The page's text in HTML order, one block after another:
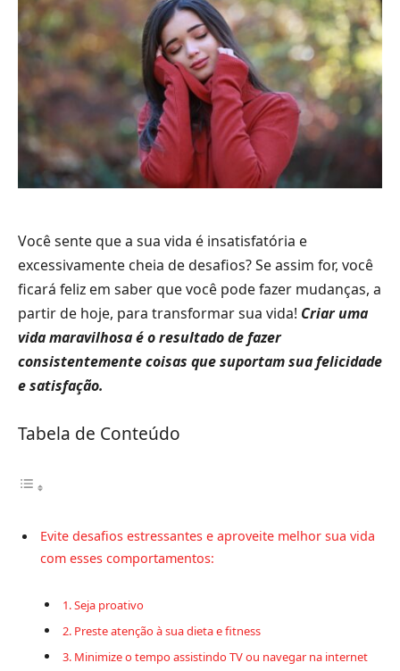
Você sente que a sua vida é insatisfatória e
excessivamente cheia de desafios? Se assim for, você
ficará feliz em saber que você pode fazer mudanças, a
partir de hoje, para transformar sua vida! Criar uma
vida maravilhosa é o resultado de fazer
consistentemente coisas que suportam sua felicidade
e satisfação.
Tabela de Conteúdo
Evite desafios estressantes e aproveite melhor sua vida
com esses comportamentos:
1. Seja proativo
2. Preste atenção à sua dieta e fitness
3. Minimize o tempo assistindo TV ou navegar na internet